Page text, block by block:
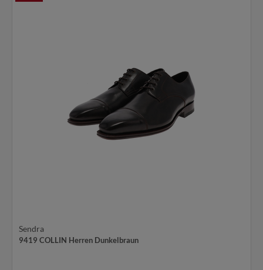
Sendra
9419 COLLIN Herren Dunkelbraun